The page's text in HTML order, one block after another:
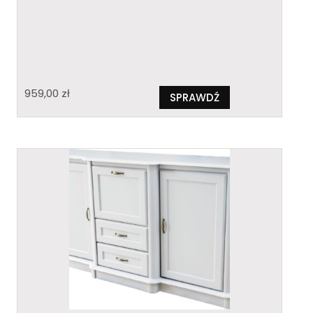
959,00 zł SPRAWDŹ